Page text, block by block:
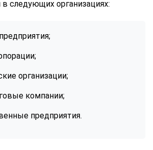
в следующих организациях:
организации;
компании;
предприятия.